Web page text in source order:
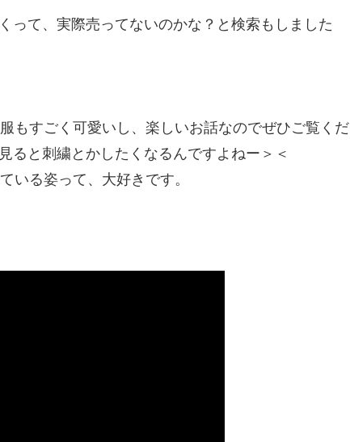
って、実際売ってないのかな？と検索もしました
もすごく可愛いし、楽しいお話なのでぜひご覧くだ
ると刺繍とかしたくなるんですよねー＞＜
いる姿って、大好きです。